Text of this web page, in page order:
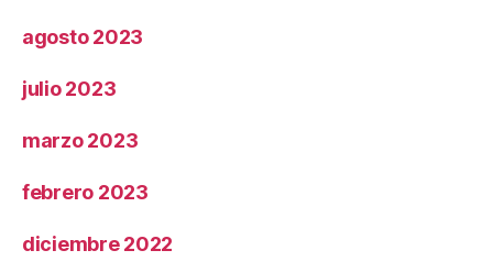
agosto 2023
julio 2023
marzo 2023
febrero 2023
diciembre 2022